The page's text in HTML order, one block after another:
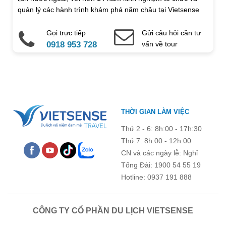
Khu phố Alfama:Là khu phố cổ nhất ở Lisbon, thuộc
hợp của nhiều di tích lịch sử, nhiều quán bar chơi nhạc
truyền thống náo nhiệt và các quán ăn phục vụ nhiều
hàng bán đồ lưu niệm mang hơi hướng phong cách Địa
Trung Hải.
Địa chỉ liên hệ
Điện thoại di động Email
Chú ý: Trường mang dấu (* ) là bắt buộc. Vui lòng không để
trống !
quản lý các hành trình khám phá năm châu tại Vietsense
Gọi trực tiếp
0918 953 728
Gửi câu hỏi cần tư
vấn về tour
THỜI GIAN LÀM VIỆC
Thứ 2 - 6: 8h:00 - 17h:30
Thứ 7: 8h:00 - 12h:00
CN và các ngày lễ: Nghỉ
Tổng Đài: 1900 54 55 19
Hotline: 0937 191 888
CÔNG TY CỔ PHẦN DU LỊCH VIETSENSE